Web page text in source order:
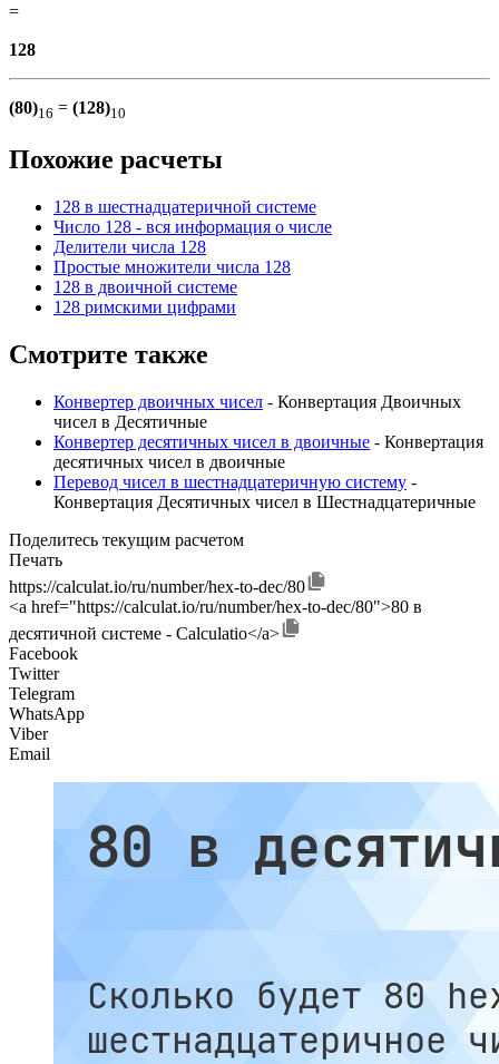
=
128
(80)16 = (128)10
Похожие расчеты
128 в шестнадцатеричной системе
Число 128 - вся информация о числе
Делители числа 128
Простые множители числа 128
128 в двоичной системе
128 римскими цифрами
Смотрите также
Конвертер двоичных чисел - Конвертация Двоичных
чисел в Десятичные
Конвертер десятичных чисел в двоичные - Конвертация
десятичных чисел в двоичные
Перевод чисел в шестнадцатеричную систему -
Конвертация Десятичных чисел в Шестнадцатеричные
Поделитесь текущим расчетом
Печать
https://calculat.io/ru/number/hex-to-dec/80
<a href="https://calculat.io/ru/number/hex-to-dec/80">80 в
десятичной системе - Calculatio</a>
Facebook
Twitter
Telegram
WhatsApp
Viber
Email